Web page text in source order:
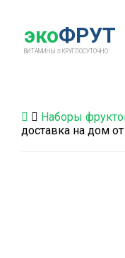
экоФРУТ
ВИТАМИНЫ КРУГЛОСУТОЧНО
Наборы
доставка на дом